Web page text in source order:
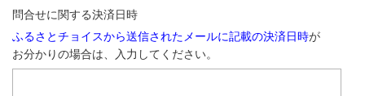
問合せに関する決済日時
ふるさとチョイスから送信されたメールに記載の決済日時が
お分かりの場合は、入力してください。